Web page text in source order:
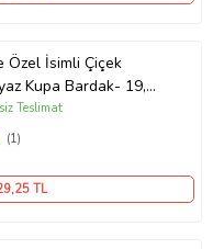
Özel İsimli Çiçek
Kupa Bardak- 19,
Sevgiliye Hediye,
(1)
Teslimat
,25 TL